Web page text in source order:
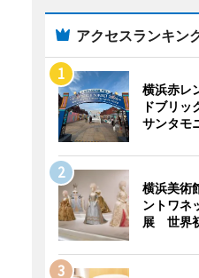
アクセスランキン
横浜赤レ
ドブリ
サンタモ
横浜美術
ントワネ
展 世界